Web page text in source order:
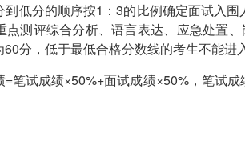
低分的顺序按1：3的比例确定面试入围
测评综合分析、语言表达、应急处置
分，低于最低合格分数线的考生不能进
笔试成绩×50%+面试成绩×50%，笔试